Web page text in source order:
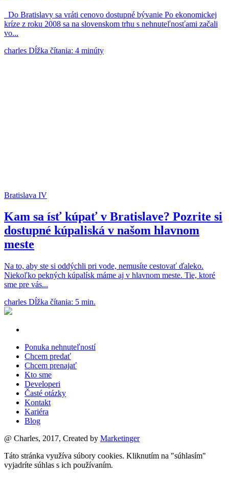
Do Bratislavy sa vráti cenovo dostupné bývanie Po ekonomickej
kríze z roku 2008 sa na slovenskom trhu s nehnuteľnosťami začali
vo...
charles Dĺžka čítania: 4 minúty
Bratislava IV
Kam sa ísť kúpať v Bratislave? Pozrite si
dostupné kúpaliská v našom hlavnom
meste
Na to, aby ste si oddýchli pri vode, nemusíte cestovať ďaleko.
Niekoľko pekných kúpalísk máme aj v hlavnom meste. Tie, ktoré
sme pre vás...
charles Dĺžka čítania: 5 min.
Ponuka nehnuteľností
Chcem predať
Chcem prenajať
Kto sme
Developeri
Časté otázky
Kontakt
Kariéra
Blog
@ Charles, 2017, Created by Marketinger
Táto stránka využíva súbory cookies. Kliknutím na "súhlasím"
vyjadríte súhlas s ich používaním.